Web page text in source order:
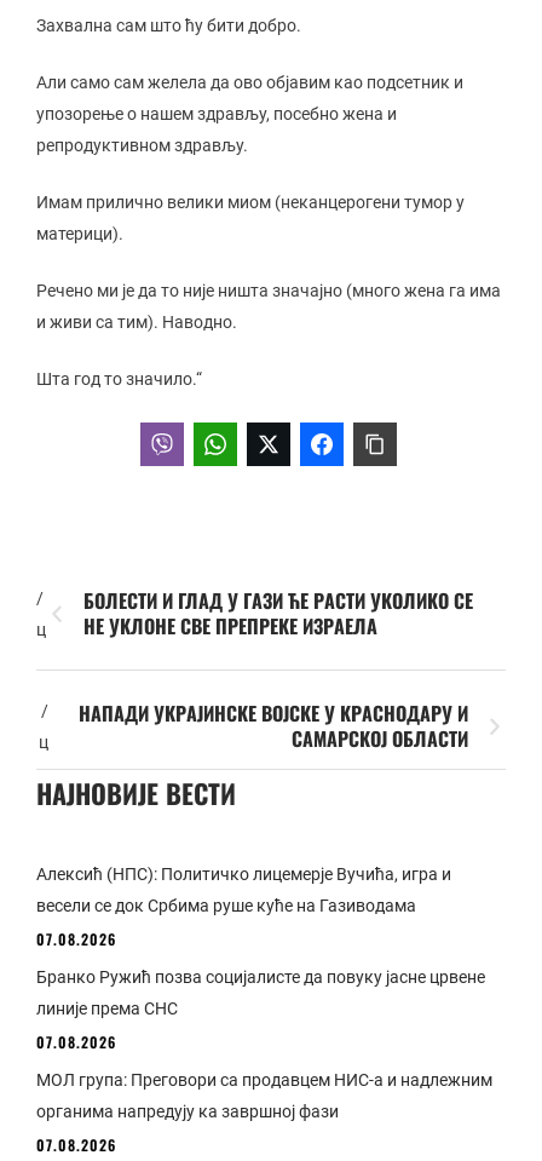
Захвална сам што ћу бити добро.
Али само сам желела да ово објавим као подсетник и
упозорење о нашем здрављу, посебно жена и
репродуктивном здрављу.
Имам прилично велики миом (неканцерогени тумор у
материци).
Речено ми је да то није ништа значајно (много жена га има
и живи са тим). Наводно.
Шта год то значило.“
/
ц
БОЛЕСТИ И ГЛАД У ГАЗИ ЋЕ РАСТИ УКОЛИКО СЕ
НЕ УКЛОНЕ СВЕ ПРЕПРЕКЕ ИЗРАЕЛА
/
ц
НАПАДИ УКРАЈИНСКЕ ВОЈСКЕ У КРАСНОДАРУ И
САМАРСКОЈ ОБЛАСТИ
НАЈНОВИЈЕ ВЕСТИ
Алексић (НПС): Политичко лицемерје Вучића, игра и
весели се док Србима руше куће на Газиводама
07.08.2026
Бранко Ружић позва социјалисте да повуку јасне црвене
линије према СНС
07.08.2026
МОЛ група: Преговори са продавцем НИС-а и надлежним
органима напредују ка завршној фази
07.08.2026